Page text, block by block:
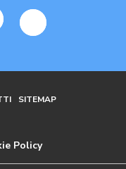
SITEMAP
Policy